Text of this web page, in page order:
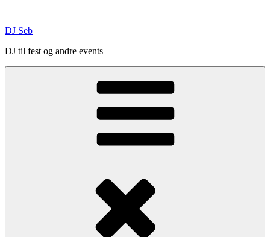
content
DJ Seb
DJ til fest og andre events